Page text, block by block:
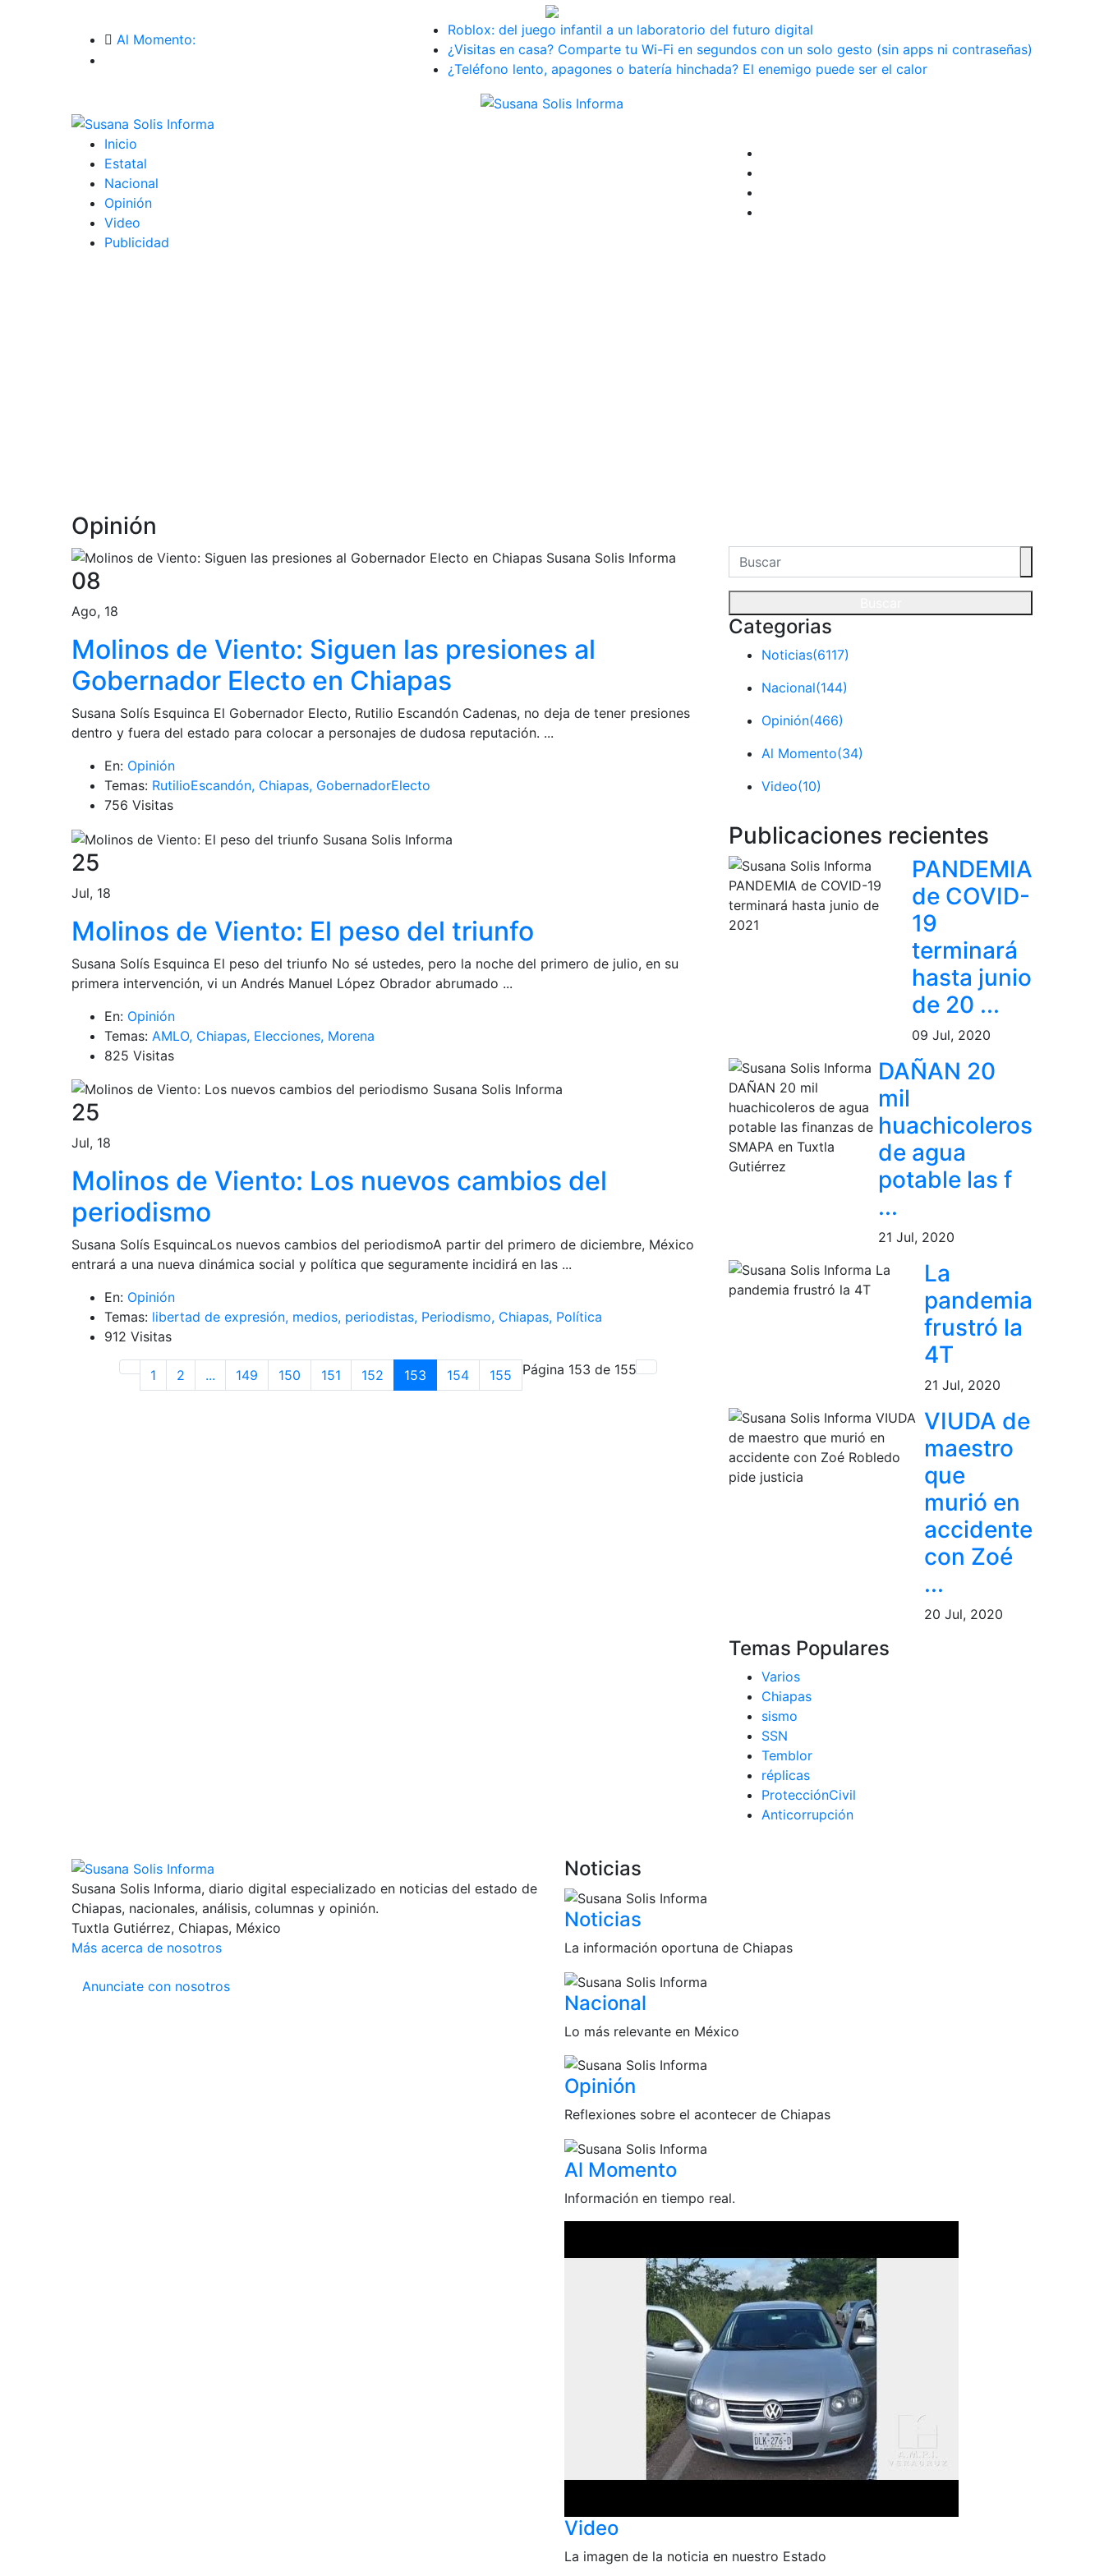
Al Momento:
Roblox: del juego infantil a un laboratorio del futuro digital
¿Visitas en casa? Comparte tu Wi-Fi en segundos con un solo gesto (sin apps ni contraseñas)
¿Teléfono lento, apagones o batería hinchada? El enemigo puede ser el calor
Inicio
Estatal
Nacional
Opinión
Video
Publicidad
Opinión
08
Ago, 18
Molinos de Viento: Siguen las presiones al
Gobernador Electo en Chiapas
Susana Solís Esquinca El Gobernador Electo, Rutilio Escandón Cadenas, no deja de tener presiones
dentro y fuera del estado para colocar a personajes de dudosa reputación. ...
En: Opinión
Temas: RutilioEscandón, Chiapas, GobernadorElecto
756 Visitas
25
Jul, 18
Molinos de Viento: El peso del triunfo
Susana Solís Esquinca El peso del triunfo No sé ustedes, pero la noche del primero de julio, en su
primera intervención, vi un Andrés Manuel López Obrador abrumado ...
En: Opinión
Temas: AMLO, Chiapas, Elecciones, Morena
825 Visitas
25
Jul, 18
Molinos de Viento: Los nuevos cambios del
periodismo
Susana Solís EsquincaLos nuevos cambios del periodismoA partir del primero de diciembre, México
entrará a una nueva dinámica social y política que seguramente incidirá en las ...
En: Opinión
Temas: libertad de expresión, medios, periodistas, Periodismo, Chiapas, Política
912 Visitas
1 2 ... 149 150 151 152 153 154 155 Página 153 de 155
Categorias
Noticias(6117)
Nacional(144)
Opinión(466)
Al Momento(34)
Video(10)
Publicaciones recientes
PANDEMIA
de COVID-
19
terminará
hasta junio
de 20 ...
09 Jul, 2020
DAÑAN 20
mil
huachicoleros
de agua
potable las f
...
21 Jul, 2020
La
pandemia
frustró la
4T
21 Jul, 2020
VIUDA de
maestro
que
murió en
accidente
con Zoé
...
20 Jul, 2020
Temas Populares
Varios
Chiapas
sismo
SSN
Temblor
réplicas
ProtecciónCivil
Anticorrupción
Susana Solis Informa, diario digital especializado en noticias del estado de
Chiapas, nacionales, análisis, columnas y opinión.
Tuxtla Gutiérrez, Chiapas, México
Más acerca de nosotros
Anunciate con nosotros
Noticias
Noticias
La información oportuna de Chiapas
Nacional
Lo más relevante en México
Opinión
Reflexiones sobre el acontecer de Chiapas
Al Momento
Información en tiempo real.
Video
La imagen de la noticia en nuestro Estado